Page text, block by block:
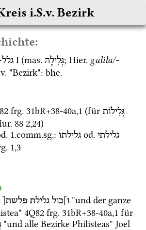
i.S.v. Bezirk
גלל ‎ I (mas. גְּלִילָה; Hier. galila/-
"Bezirk": bhe.
frg. 31bR+38-40a,1 (für גְּלִילוֹת
88 2,24)
1.comm.sg.: גלילתו od. גלילתי
1,3
ו]כול גלילת פלשת[
"und der ganze
4Q82 frg. 31bR+38-40a,1
"und alle Bezirke Philisteas" Joel